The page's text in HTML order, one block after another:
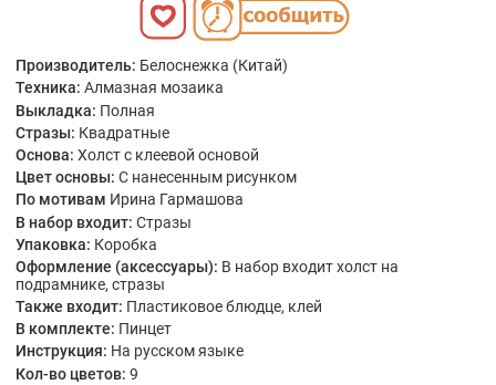
Производитель: Белоснежка (Китай)
Техника: Алмазная мозаика
Выкладка: Полная
Стразы: Квадратные
Основа: Холст с клеевой основой
Цвет основы: С нанесенным рисунком
По мотивам Ирина Гармашова
В набор входит: Стразы
Упаковка: Коробка
Оформление (аксессуары): В набор входит холст на
подрамнике, стразы
Также входит: Пластиковое блюдце, клей
В комплекте: Пинцет
Инструкция: На русском языке
Кол-во цветов: 9